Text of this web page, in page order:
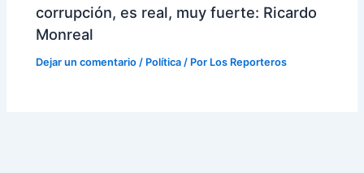
corrupción, es real, muy fuerte: Ricardo
Monreal
Dejar un comentario / Política / Por Los Reporteros